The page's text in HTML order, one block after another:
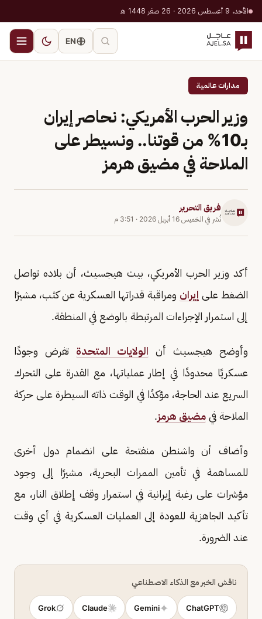
الأحد، 9 أغسطس 2026 · 26 صفر 1448 هـ
EN
مدارات عالمية
وزير الحرب الأمريكي: نحاصر إيران
بـ10% من قوتنا.. ونسيطر على
الملاحة في مضيق هرمز
فريق التحرير
نُشر في الخميس 16 أبريل 2026 · 3:51 م
أكد وزير الحرب الأمريكي، بيت هيجسيث، أن بلاده تواصل
الضغط على إيران ومراقبة قدراتها العسكرية عن كثب، مشيرًا
إلى استمرار الإجراءات المرتبطة بالوضع في المنطقة.
وأوضح هيجسيث أن الولايات المتحدة تفرض وجودًا
عسكريًا محدودًا في إطار عملياتها، مع القدرة على التحرك
السريع عند الحاجة، مؤكدًا في الوقت ذاته السيطرة على حركة
الملاحة في مضيق هرمز.
وأضاف أن واشنطن منفتحة على انضمام دول أخرى
للمساهمة في تأمين الممرات البحرية، مشيرًا إلى وجود
مؤشرات على رغبة إيرانية في استمرار وقف إطلاق النار، مع
تأكيد الجاهزية للعودة إلى العمليات العسكرية في أي وقت
عند الضرورة.
ناقش الخبر مع الذكاء الاصطناعي
ChatGPT
Gemini
Claude
Grok